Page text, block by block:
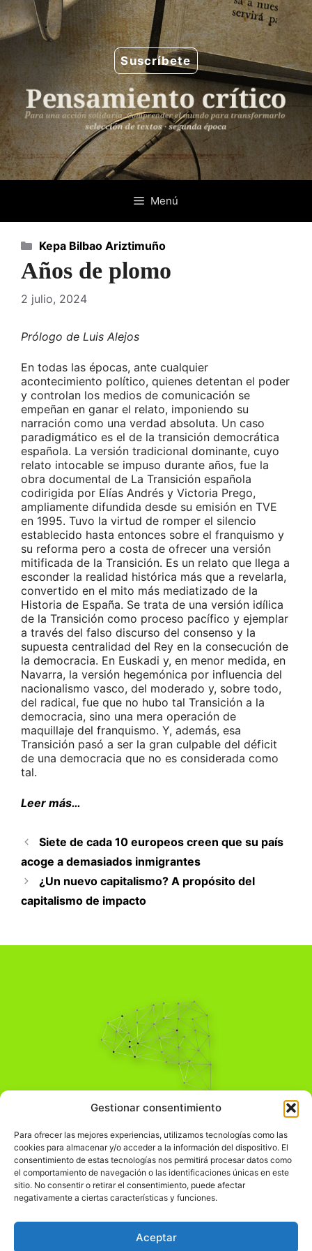
Gestionar consentimiento
Para ofrecer las mejores experiencias, utilizamos tecnologías como las
cookies para almacenar y/o acceder a la información del dispositivo. El
consentimiento de estas tecnologías nos permitirá procesar datos como
el comportamiento de navegación o las identificaciones únicas en este
sitio. No consentir o retirar el consentimiento, puede afectar
negativamente a ciertas características y funciones.
Aceptar
Saltar
al
contenido
Suscríbete
Menú
Años de plomo
2 julio, 2024
Prólogo de Luis Alejos
En todas las épocas, ante cualquier
acontecimiento político, quienes detentan el poder
y controlan los medios de comunicación se
empeñan en ganar el relato, imponiendo su
narración como una verdad absoluta. Un caso
paradigmático es el de la transición democrática
española. La versión tradicional dominante, cuyo
relato intocable se impuso durante años, fue la
obra documental de La Transición española
codirigida por Elías Andrés y Victoria Prego,
ampliamente difundida desde su emisión en TVE
en 1995. Tuvo la virtud de romper el silencio
establecido hasta entonces sobre el franquismo y
su reforma pero a costa de ofrecer una versión
mitificada de la Transición. Es un relato que llega a
esconder la realidad histórica más que a revelarla,
convertido en el mito más mediatizado de la
Historia de España. Se trata de una versión idílica
de la Transición como proceso pacífico y ejemplar
a través del falso discurso del consenso y la
supuesta centralidad del Rey en la consecución de
la democracia. En Euskadi y, en menor medida, en
Navarra, la versión hegemónica por influencia del
nacionalismo vasco, del moderado y, sobre todo,
del radical, fue que no hubo tal Transición a la
democracia, sino una mera operación de
maquillaje del franquismo. Y, además, esa
Transición pasó a ser la gran culpable del déficit
de una democracia que no es considerada como
tal.
Leer más…
Categorías
Kepa Bilbao Ariztimuño
Siete de cada 10 europeos creen que su país
acoge a demasiados inmigrantes
¿Un nuevo capitalismo? A propósito del
capitalismo de impacto
Pensamiento Crítico
Comprender el mundo para transformarlo.
Información Legal
჻Política de privacidad
Política de cookies